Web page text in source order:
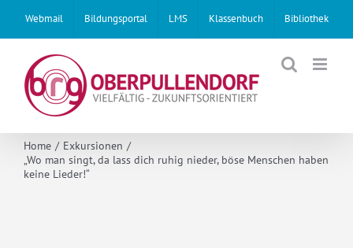
content
Webmail Bildungsportal LMS Klassenbuch Bibliothek
Home
Exkursionen
„Wo man singt, da lass dich ruhig nieder, böse Menschen haben
keine Lieder!“